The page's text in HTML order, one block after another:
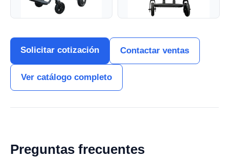
Solicitar cotización Contactar ventas
Ver catálogo completo
Preguntas frecuentes